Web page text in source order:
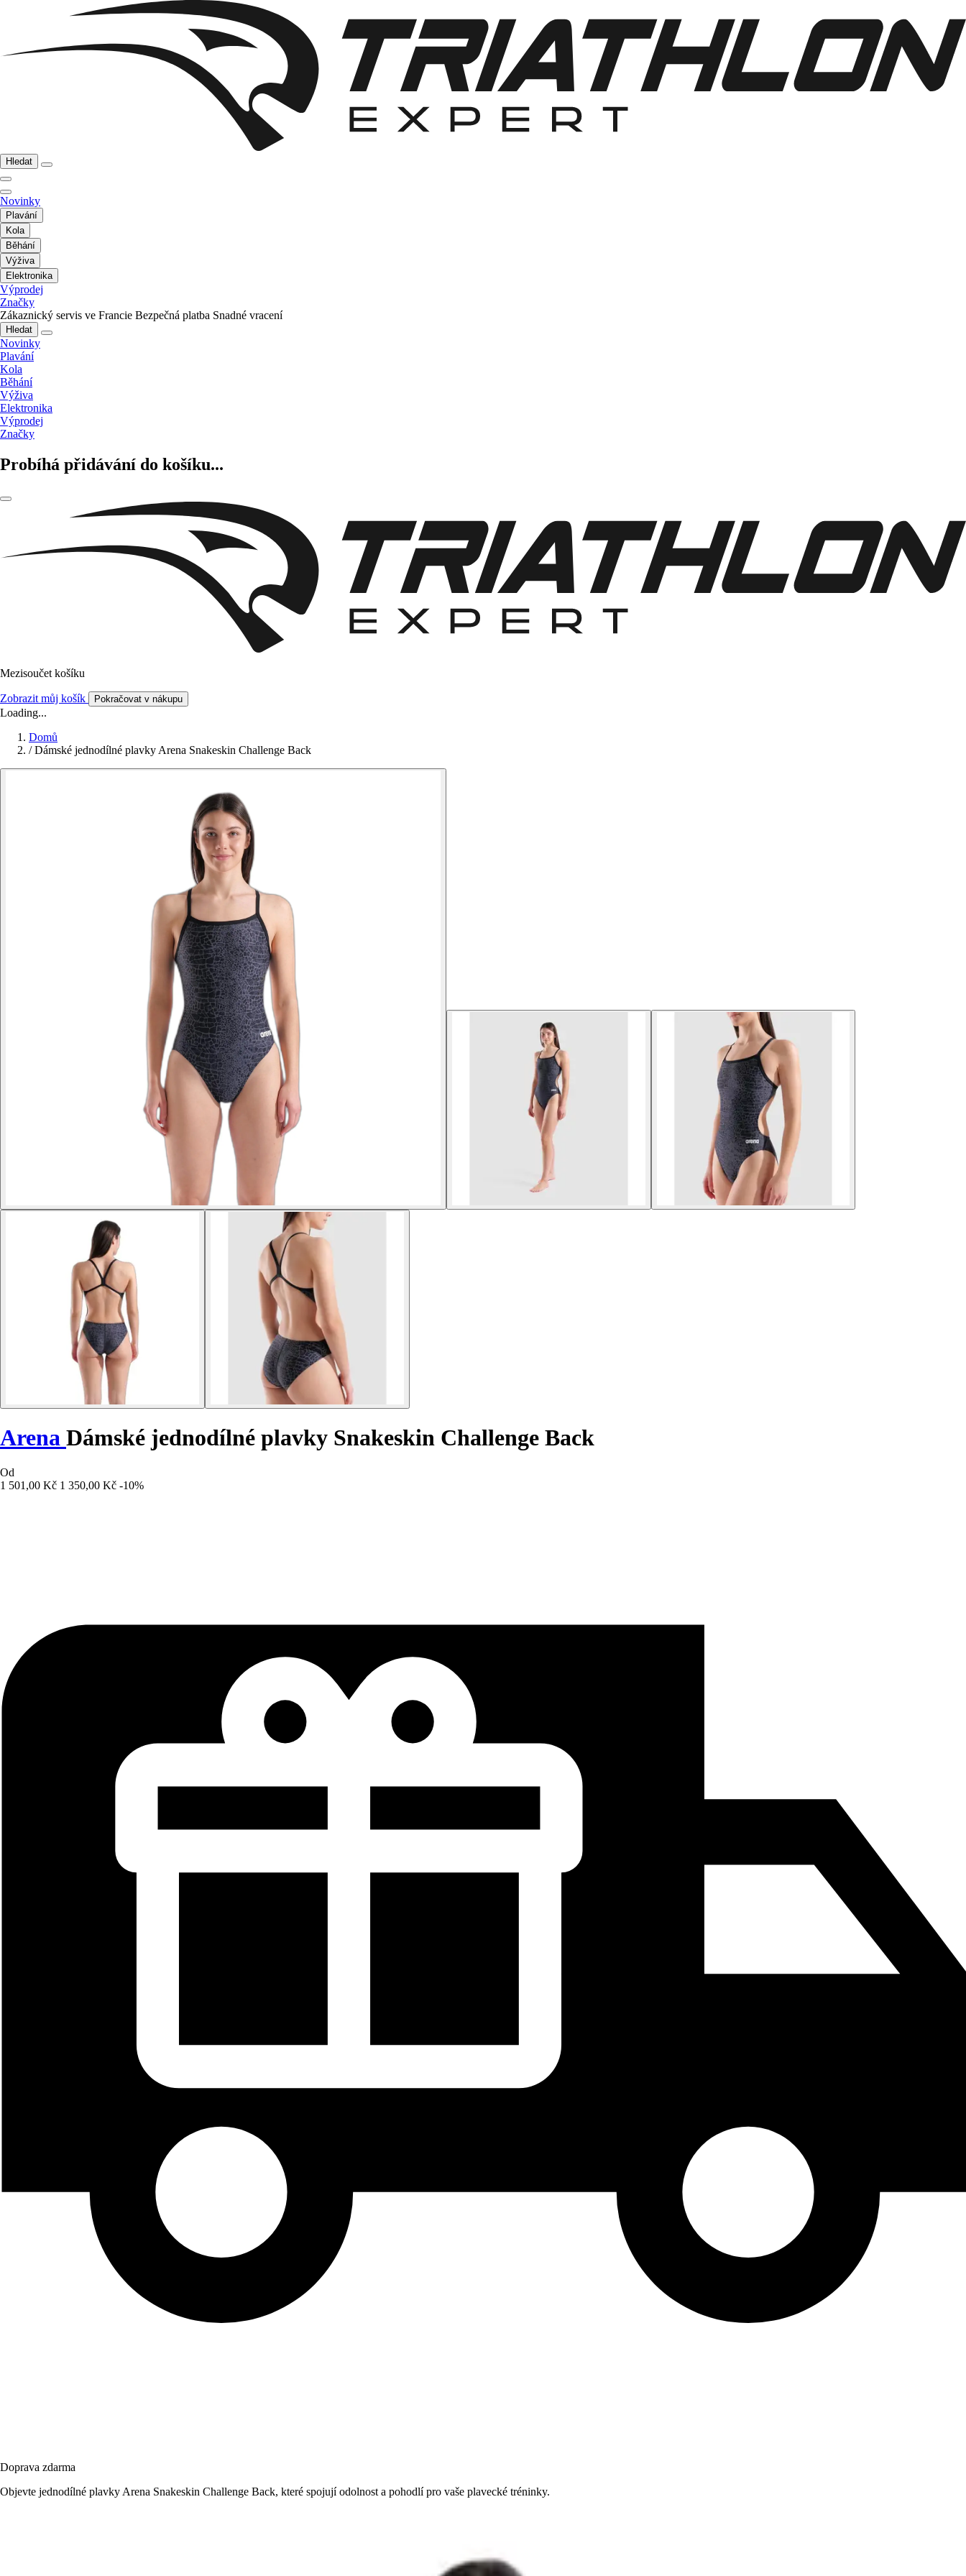
Hledat
Novinky
Plavání
Kola
Běhání
Výživa
Elektronika
Výprodej
Značky
Zákaznický servis ve Francie Bezpečná platba Snadné vracení
Hledat
Novinky
Plavání
Kola
Běhání
Výživa
Elektronika
Výprodej
Značky
Probíhá přidávání do košíku...
Mezisoučet košíku
Zobrazit můj košík Pokračovat v nákupu
Loading...
Domů
/ Dámské jednodílné plavky Arena Snakeskin Challenge Back
Arena Dámské jednodílné plavky Snakeskin Challenge Back
Od
1 501,00 Kč 1 350,00 Kč -10%
Doprava zdarma
Objevte jednodílné plavky Arena Snakeskin Challenge Back, které spojují odolnost a pohodlí pro vaše plavecké tréninky.